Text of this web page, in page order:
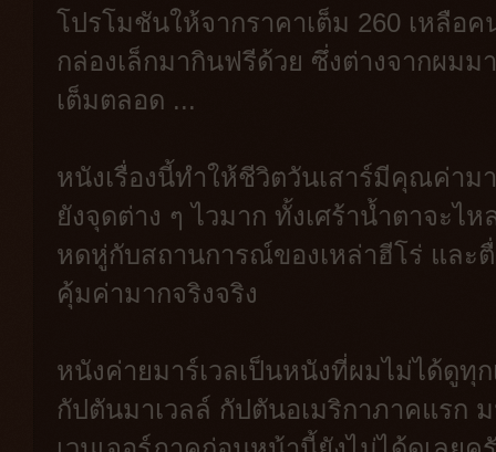
โปรโมชันให้จากราคาเต็ม 260 เหลือ
กล่องเล็กมากินฟรีด้วย ซึ่งต่างจากผมม
เต็มตลอด ...
หนังเรื่องนี้ทำให้ชีวิตวันเสาร์มีคุณค่า
ยังจุดต่าง ๆ ไวมาก ทั้งเศร้าน้ำตาจะไ
หดหู่กับสถานการณ์ของเหล่าฮีโร่ และ
คุ้มค่ามากจริงจริง
หนังค่ายมาร์เวลเป็นหนังที่ผมไม่ได้ดูทุ
กัปตันมาเวลล์ กัปตันอเมริกาภาคแรก